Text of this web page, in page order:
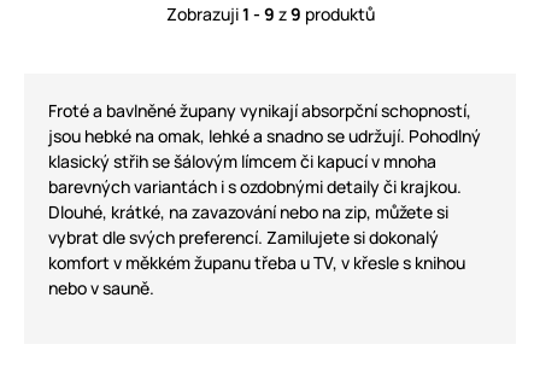
Zobrazuji1 - 9 z9 produktů
Froté a bavlněné župany vynikají absorpční schopností,
jsou hebké na omak, lehké a snadno se udržují. Pohodlný
klasický střih se šálovým límcem či kapucí v mnoha
barevných variantách i s ozdobnými detaily či krajkou.
Dlouhé, krátké, na zavazování nebo na zip, můžete si
vybrat dle svých preferencí. Zamilujete si dokonalý
komfort v měkkém županu třeba u TV, v křesle s knihou
nebo v sauně.